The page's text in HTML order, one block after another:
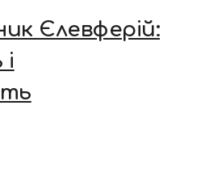
Єлевферій: